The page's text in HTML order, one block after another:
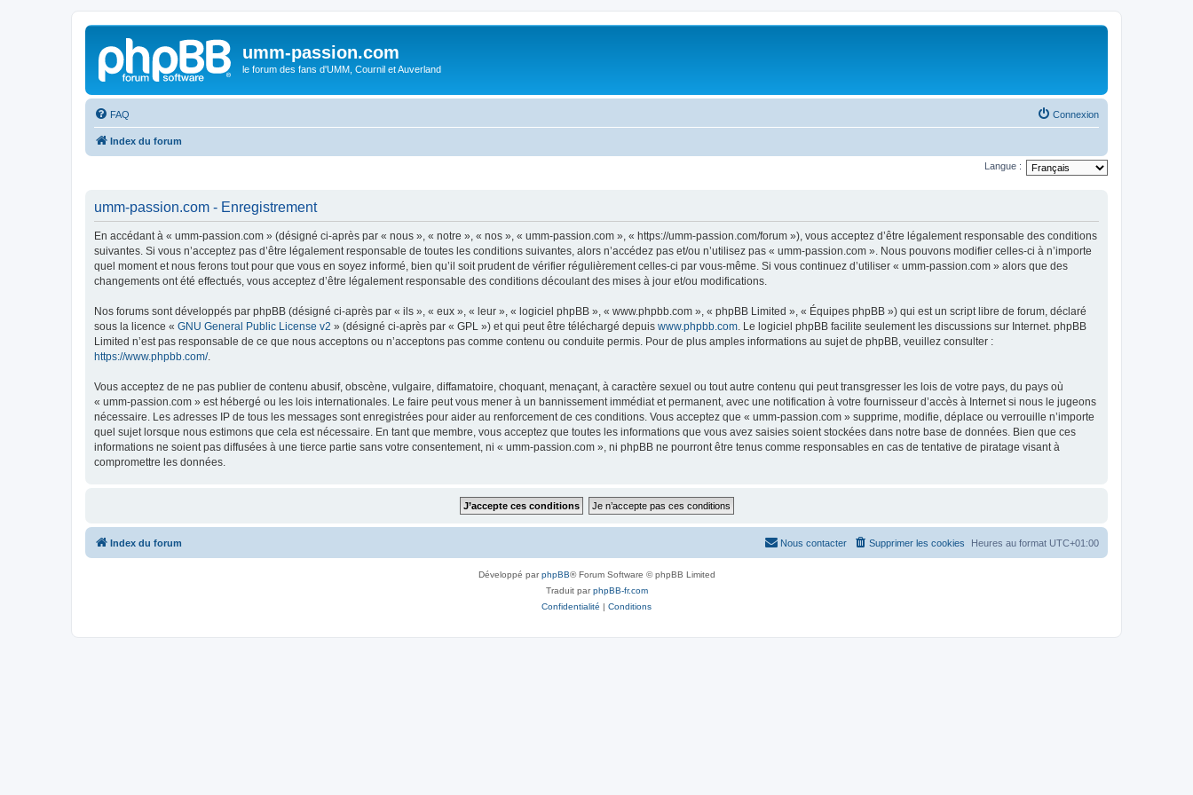
umm-passion.com
le forum des fans d'UMM, Cournil et Auverland
FAQ Connexion
Index du forum
Langue :
umm-passion.com - Enregistrement
En accédant à « umm-passion.com » (désigné ci-après par « nous », « notre », « nos », « umm-passion.com », « https://umm-passion.com/forum »), vous acceptez d’être légalement responsable des conditions
suivantes. Si vous n’acceptez pas d’être légalement responsable de toutes les conditions suivantes, alors n’accédez pas et/ou n’utilisez pas « umm-passion.com ». Nous pouvons modifier celles-ci à n’importe
quel moment et nous ferons tout pour que vous en soyez informé, bien qu’il soit prudent de vérifier régulièrement celles-ci par vous-même. Si vous continuez d’utiliser « umm-passion.com » alors que des
changements ont été effectués, vous acceptez d’être légalement responsable des conditions découlant des mises à jour et/ou modifications.
Nos forums sont développés par phpBB (désigné ci-après par « ils », « eux », « leur », « logiciel phpBB », « www.phpbb.com », « phpBB Limited », « Équipes phpBB ») qui est un script libre de forum, déclaré
sous la licence « GNU General Public License v2 » (désigné ci-après par « GPL ») et qui peut être téléchargé depuis www.phpbb.com. Le logiciel phpBB facilite seulement les discussions sur Internet. phpBB
Limited n’est pas responsable de ce que nous acceptons ou n’acceptons pas comme contenu ou conduite permis. Pour de plus amples informations au sujet de phpBB, veuillez consulter :
https://www.phpbb.com/.
Vous acceptez de ne pas publier de contenu abusif, obscène, vulgaire, diffamatoire, choquant, menaçant, à caractère sexuel ou tout autre contenu qui peut transgresser les lois de votre pays, du pays où
« umm-passion.com » est hébergé ou les lois internationales. Le faire peut vous mener à un bannissement immédiat et permanent, avec une notification à votre fournisseur d’accès à Internet si nous le jugeons
nécessaire. Les adresses IP de tous les messages sont enregistrées pour aider au renforcement de ces conditions. Vous acceptez que « umm-passion.com » supprime, modifie, déplace ou verrouille n’importe
quel sujet lorsque nous estimons que cela est nécessaire. En tant que membre, vous acceptez que toutes les informations que vous avez saisies soient stockées dans notre base de données. Bien que ces
informations ne soient pas diffusées à une tierce partie sans votre consentement, ni « umm-passion.com », ni phpBB ne pourront être tenus comme responsables en cas de tentative de piratage visant à
compromettre les données.
Index du forum Heures au format UTC+01:00
Supprimer les cookies
Nous contacter
Développé parphpBB® Forum Software © phpBB Limited
Traduit parphpBB-fr.com
Confidentialité | Conditions